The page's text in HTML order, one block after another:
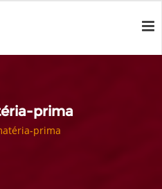
prima
prima